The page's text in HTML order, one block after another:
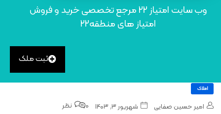
وب سایت امتیاز 22 مرجع تخصصی خرید و فروش
امتیاز های منطقه22
ثبت ملک
املاک
امیر حسین صفایی شهریور ۳, ۱۴۰۳ 0 نظر